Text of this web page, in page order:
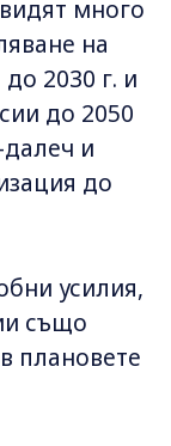
много
на
2030 г. и
до 2050
далеч и
до
усилия,
също
плановете